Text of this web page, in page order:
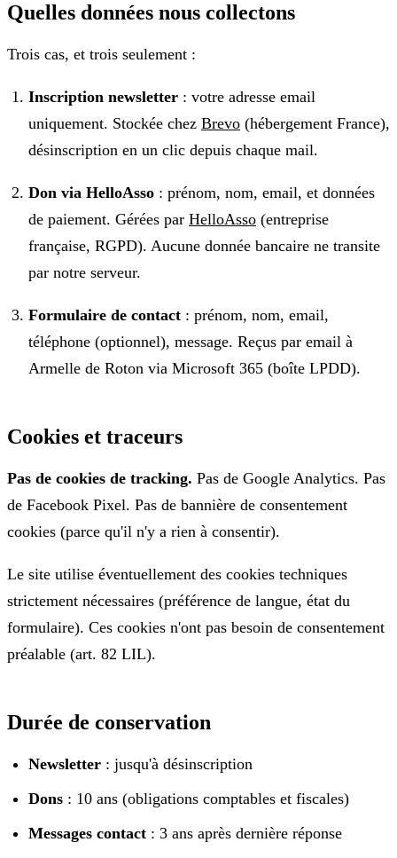
Quelles données nous collectons
Trois cas, et trois seulement :
Inscription newsletter : votre adresse email
uniquement. Stockée chez Brevo (hébergement France),
désinscription en un clic depuis chaque mail.
Don via HelloAsso : prénom, nom, email, et données
de paiement. Gérées par HelloAsso (entreprise
française, RGPD). Aucune donnée bancaire ne transite
par notre serveur.
Formulaire de contact : prénom, nom, email,
téléphone (optionnel), message. Reçus par email à
Armelle de Roton via Microsoft 365 (boîte LPDD).
Cookies et traceurs
Pas de cookies de tracking. Pas de Google Analytics. Pas
de Facebook Pixel. Pas de bannière de consentement
cookies (parce qu'il n'y a rien à consentir).
Le site utilise éventuellement des cookies techniques
strictement nécessaires (préférence de langue, état du
formulaire). Ces cookies n'ont pas besoin de consentement
préalable (art. 82 LIL).
Durée de conservation
Newsletter : jusqu'à désinscription
Dons : 10 ans (obligations comptables et fiscales)
Messages contact : 3 ans après dernière réponse